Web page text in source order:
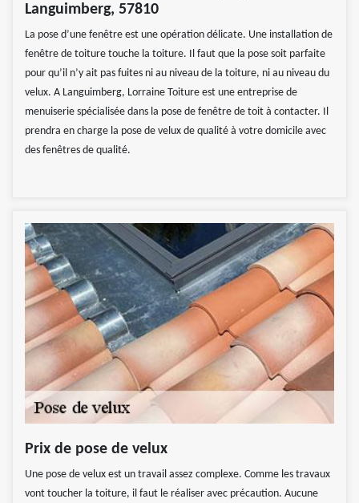
Languimberg, 57810
La pose d’une fenêtre est une opération délicate. Une installation de
fenêtre de toiture touche la toiture. Il faut que la pose soit parfaite
pour qu’il n’y ait pas fuites ni au niveau de la toiture, ni au niveau du
velux. A Languimberg, Lorraine Toiture est une entreprise de
menuiserie spécialisée dans la pose de fenêtre de toit à contacter. Il
prendra en charge la pose de velux de qualité à votre domicile avec
des fenêtres de qualité.
Prix de pose de velux
Une pose de velux est un travail assez complexe. Comme les travaux
vont toucher la toiture, il faut le réaliser avec précaution. Aucune